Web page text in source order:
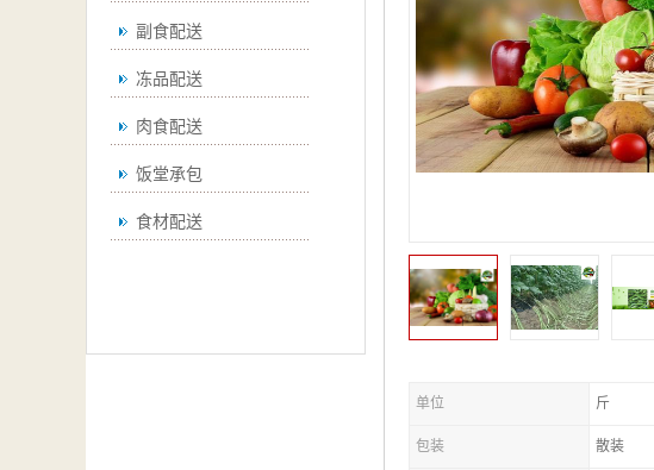
副食配送
冻品配送
肉食配送
饭堂承包
食材配送
单位 斤
包装 散装